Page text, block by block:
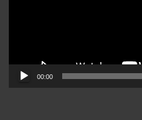
00:00